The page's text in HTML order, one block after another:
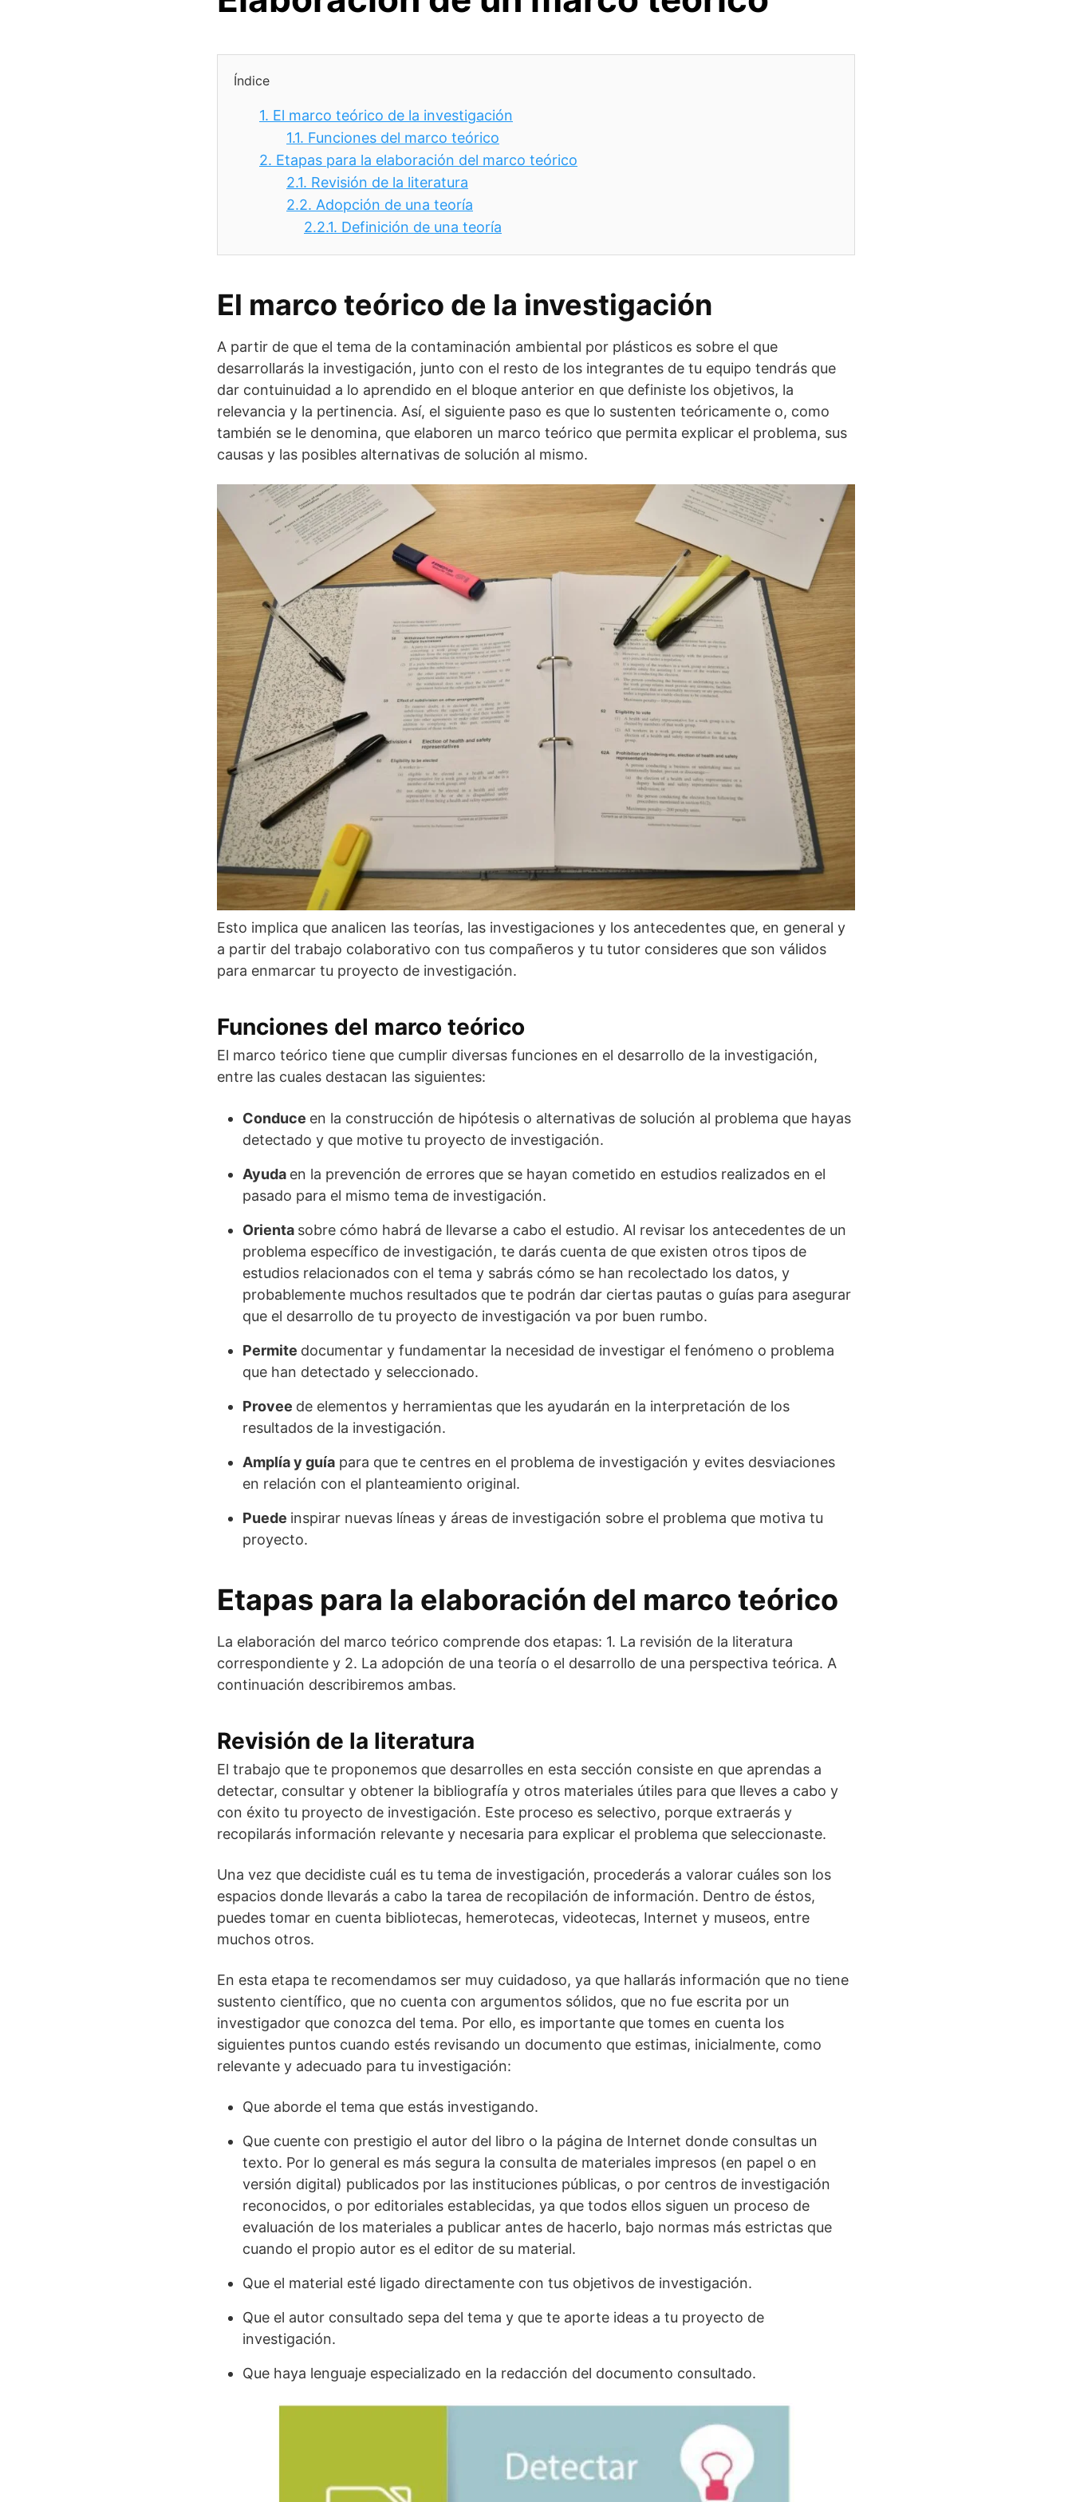
Índice
1. El marco teórico de la investigación
1.1. Funciones del marco teórico
2. Etapas para la elaboración del marco teórico
2.1. Revisión de la literatura
2.2. Adopción de una teoría
2.2.1. Definición de una teoría
El marco teórico de la investigación
A partir de que el tema de la contaminación ambiental por plásticos es sobre el que
desarrollarás la investigación, junto con el resto de los integrantes de tu equipo tendrás que
dar contuinuidad a lo aprendido en el bloque anterior en que definiste los objetivos, la
relevancia y la pertinencia. Así, el siguiente paso es que lo sustenten teóricamente o, como
también se le denomina, que elaboren un marco teórico que permita explicar el problema, sus
causas y las posibles alternativas de solución al mismo.
Esto implica que analicen las teorías, las investigaciones y los antecedentes que, en general y
a partir del trabajo colaborativo con tus compañeros y tu tutor consideres que son válidos
para enmarcar tu proyecto de investigación.
Funciones del marco teórico
El marco teórico tiene que cumplir diversas funciones en el desarrollo de la investigación,
entre las cuales destacan las siguientes:
Conduce en la construcción de hipótesis o alternativas de solución al problema que hayas
detectado y que motive tu proyecto de investigación.
Ayuda en la prevención de errores que se hayan cometido en estudios realizados en el
pasado para el mismo tema de investigación.
Orienta sobre cómo habrá de llevarse a cabo el estudio. Al revisar los antecedentes de un
problema específico de investigación, te darás cuenta de que existen otros tipos de
estudios relacionados con el tema y sabrás cómo se han recolectado los datos, y
probablemente muchos resultados que te podrán dar ciertas pautas o guías para asegurar
que el desarrollo de tu proyecto de investigación va por buen rumbo.
Permite documentar y fundamentar la necesidad de investigar el fenómeno o problema
que han detectado y seleccionado.
Provee de elementos y herramientas que les ayudarán en la interpretación de los
resultados de la investigación.
Amplía y guía para que te centres en el problema de investigación y evites desviaciones
en relación con el planteamiento original.
Puede inspirar nuevas líneas y áreas de investigación sobre el problema que motiva tu
proyecto.
Etapas para la elaboración del marco teórico
La elaboración del marco teórico comprende dos etapas: 1. La revisión de la literatura
correspondiente y 2. La adopción de una teoría o el desarrollo de una perspectiva teórica. A
continuación describiremos ambas.
Revisión de la literatura
El trabajo que te proponemos que desarrolles en esta sección consiste en que aprendas a
detectar, consultar y obtener la bibliografía y otros materiales útiles para que lleves a cabo y
con éxito tu proyecto de investigación. Este proceso es selectivo, porque extraerás y
recopilarás información relevante y necesaria para explicar el problema que seleccionaste.
Una vez que decidiste cuál es tu tema de investigación, procederás a valorar cuáles son los
espacios donde llevarás a cabo la tarea de recopilación de información. Dentro de éstos,
puedes tomar en cuenta bibliotecas, hemerotecas, videotecas, Internet y museos, entre
muchos otros.
En esta etapa te recomendamos ser muy cuidadoso, ya que hallarás información que no tiene
sustento científico, que no cuenta con argumentos sólidos, que no fue escrita por un
investigador que conozca del tema. Por ello, es importante que tomes en cuenta los
siguientes puntos cuando estés revisando un documento que estimas, inicialmente, como
relevante y adecuado para tu investigación:
Que aborde el tema que estás investigando.
Que cuente con prestigio el autor del libro o la página de Internet donde consultas un
texto. Por lo general es más segura la consulta de materiales impresos (en papel o en
versión digital) publicados por las instituciones públicas, o por centros de investigación
reconocidos, o por editoriales establecidas, ya que todos ellos siguen un proceso de
evaluación de los materiales a publicar antes de hacerlo, bajo normas más estrictas que
cuando el propio autor es el editor de su material.
Que el material esté ligado directamente con tus objetivos de investigación.
Que el autor consultado sepa del tema y que te aporte ideas a tu proyecto de
investigación.
Que haya lenguaje especializado en la redacción del documento consultado.